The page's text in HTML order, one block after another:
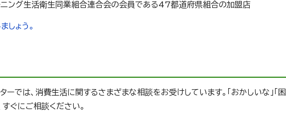
ニング生活衛生同業組合連合会の会員である47都道府県組合の加盟店
しょう。
ーでは、消費生活に関するさまざまな相談をお受けしています。「おかしいな」「
すぐにご相談ください。